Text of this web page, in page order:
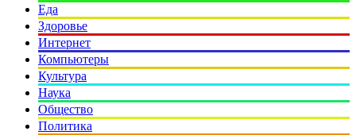
Еда
Здоровье
Интернет
Компьютеры
Культура
Наука
Общество
Политика